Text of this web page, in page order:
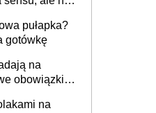
pułapka?
gotówkę
na
obowiązki w
na